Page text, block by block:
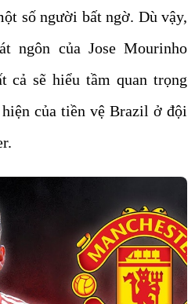
số người bất ngờ. Dù vậy,
ngôn của Jose Mourinho
cả sẽ hiểu tầm quan trọng
của tiền vệ Brazil ở đội